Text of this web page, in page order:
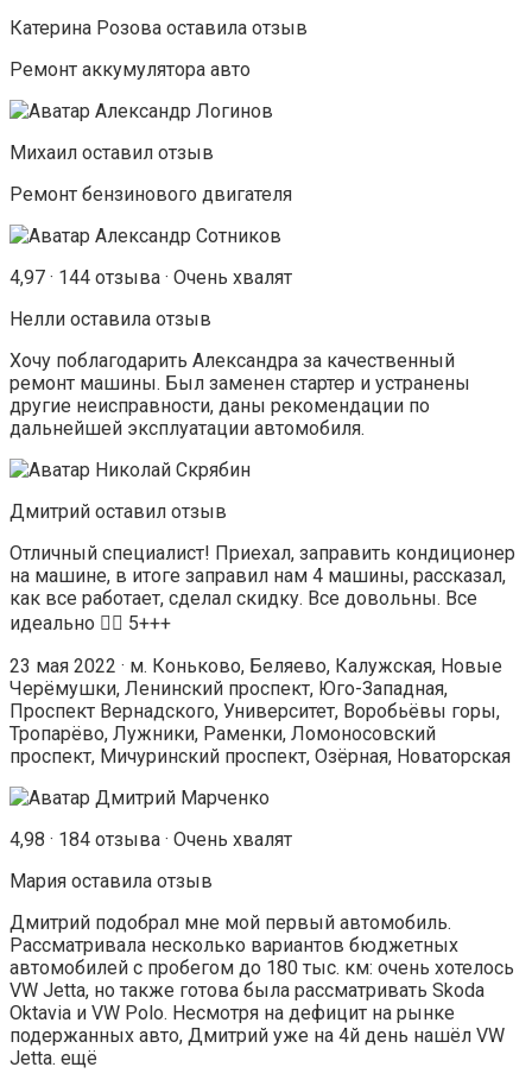
Катерина Розова оставилa отзыв
Ремонт аккумулятора авто
Михаил оставил отзыв
Ремонт бензинового двигателя
4,97 · 144 отзыва · Очень хвалят
Нелли оставилa отзыв
Хочу поблагодарить Александра за качественный
ремонт машины. Был заменен стартер и устранены
другие неисправности, даны рекомендации по
дальнейшей эксплуатации автомобиля.
Дмитрий оставил отзыв
Отличный специалист! Приехал, заправить кондиционер
на машине, в итоге заправил нам 4 машины, рассказал,
как все работает, сделал скидку. Все довольны. Все
идеально 👍🏻 5+++
23 мая 2022 · м. Коньково, Беляево, Калужская, Новые
Черёмушки, Ленинский проспект, Юго-Западная,
Проспект Вернадского, Университет, Воробьёвы горы,
Тропарёво, Лужники, Раменки, Ломоносовский
проспект, Мичуринский проспект, Озёрная, Новаторская
4,98 · 184 отзыва · Очень хвалят
Мария оставилa отзыв
Дмитрий подобрал мне мой первый автомобиль.
Рассматривала несколько вариантов бюджетных
автомобилей с пробегом до 180 тыс. км: очень хотелось
VW Jetta, но также готова была рассматривать Skoda
Oktavia и VW Polo. Несмотря на дефицит на рынке
подержанных авто, Дмитрий уже на 4й день нашёл VW
Jetta. ещё